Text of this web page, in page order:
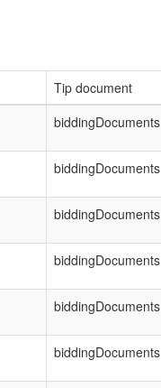
Tip document
biddingDocuments
biddingDocuments
biddingDocuments
biddingDocuments
biddingDocuments
biddingDocuments